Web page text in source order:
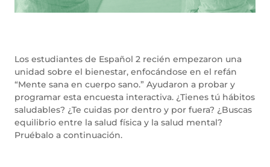
Los estudiantes de Español 2 recién empezaron una
unidad sobre el bienestar, enfocándose en el refán
“Mente sana en cuerpo sano.” Ayudaron a probar y
programar esta encuesta interactiva. ¿Tienes tú hábitos
saludables? ¿Te cuidas por dentro y por fuera? ¿Buscas
equilibrio entre la salud física y la salud mental?
Pruébalo a continuación.